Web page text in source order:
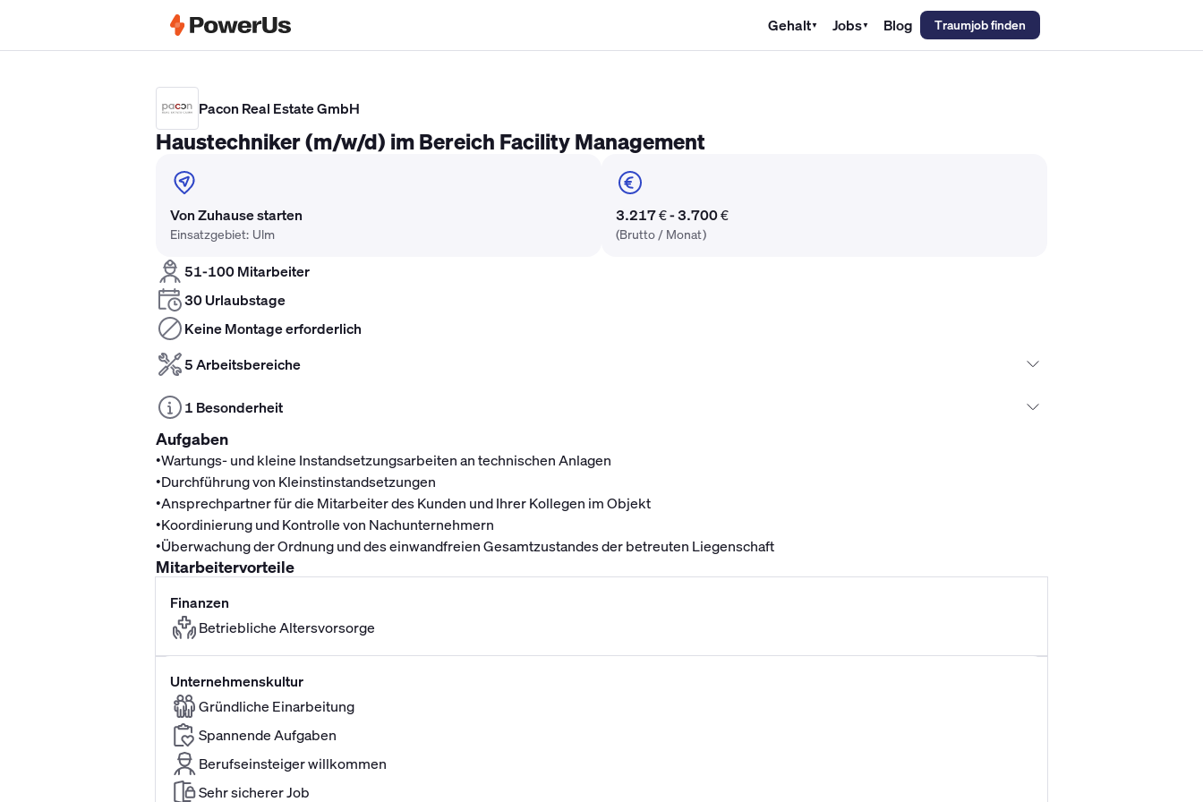
Gehalt▼ Jobs▼ Blog Traumjob finden
Pacon Real Estate GmbH
Haustechniker (m/w/d) im Bereich Facility Management
Von Zuhause starten
Einsatzgebiet: Ulm
3.217 € - 3.700 €
(Brutto / Monat)
51-100 Mitarbeiter
30 Urlaubstage
Keine Montage erforderlich
5 Arbeitsbereiche
1 Besonderheit
Aufgaben
•Wartungs- und kleine Instandsetzungsarbeiten an technischen Anlagen
•Durchführung von Kleinstinstandsetzungen
•Ansprechpartner für die Mitarbeiter des Kunden und Ihrer Kollegen im Objekt
•Koordinierung und Kontrolle von Nachunternehmern
•Überwachung der Ordnung und des einwandfreien Gesamtzustandes der betreuten Liegenschaft
Mitarbeitervorteile
Finanzen
Betriebliche Altersvorsorge
Unternehmenskultur
Gründliche Einarbeitung
Spannende Aufgaben
Berufseinsteiger willkommen
Sehr sicherer Job